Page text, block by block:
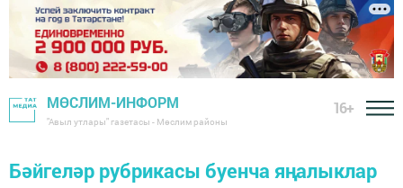
МӨСЛИМ-ИНФОРМ
"Авыл утлары" газетасы - Мөслим районы
16+
Бәйгеләр рубрикасы буенча яңалыклар